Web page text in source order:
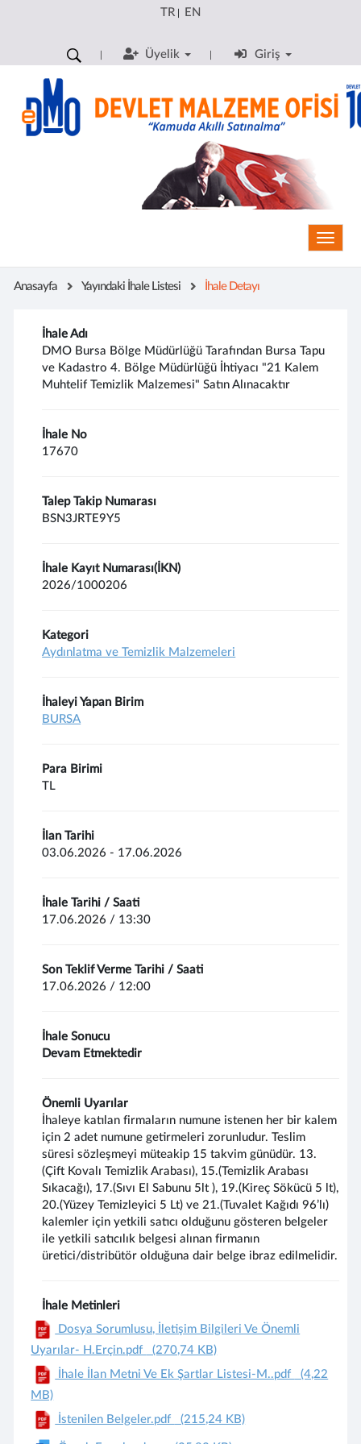
TR| EN
Üyelik Giriş
Anasayfa Yayındaki İhale Listesi İhale Detayı
İhale Adı
DMO Bursa Bölge Müdürlüğü Tarafından Bursa Tapu
ve Kadastro 4. Bölge Müdürlüğü İhtiyacı "21 Kalem
Muhtelif Temizlik Malzemesi" Satın Alınacaktır
İhale No
17670
Talep Takip Numarası
BSN3JRTE9Y5
İhale Kayıt Numarası(İKN)
2026/1000206
Kategori
Aydınlatma ve Temizlik Malzemeleri
İhaleyi Yapan Birim
BURSA
Para Birimi
TL
İlan Tarihi
03.06.2026 - 17.06.2026
İhale Tarihi / Saati
17.06.2026 / 13:30
Son Teklif Verme Tarihi / Saati
17.06.2026 / 12:00
İhale Sonucu
Devam Etmektedir
Önemli Uyarılar
İhaleye katılan firmaların numune istenen her bir kalem
için 2 adet numune getirmeleri zorunludur. Teslim
süresi sözleşmeyi müteakip 15 takvim günüdür. 13.
(Çift Kovalı Temizlik Arabası), 15.(Temizlik Arabası
Sıkacağı), 17.(Sıvı El Sabunu 5lt ), 19.(Kireç Sökücü 5 lt),
20.(Yüzey Temizleyici 5 Lt) ve 21.(Tuvalet Kağıdı 96’lı)
kalemler için yetkili satıcı olduğunu gösteren belgeler
ile yetkili satıcılık belgesi alınan firmanın
üretici/distribütör olduğuna dair belge ibraz edilmelidir.
İhale Metinleri
Dosya Sorumlusu, İletişim Bilgileri Ve Önemli
Uyarılar- H.Erçin.pdf
(270,74 KB)
İhale İlan Metni Ve Ek Şartlar Listesi-M..pdf
(4,22
MB)
İstenilen Belgeler.pdf
(215,24 KB)